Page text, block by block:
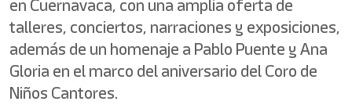
en Cuernavaca, con una amplia oferta de
talleres, conciertos, narraciones y exposiciones,
además de un homenaje a Pablo Puente y Ana
Gloria en el marco del aniversario del Coro de
Niños Cantores.